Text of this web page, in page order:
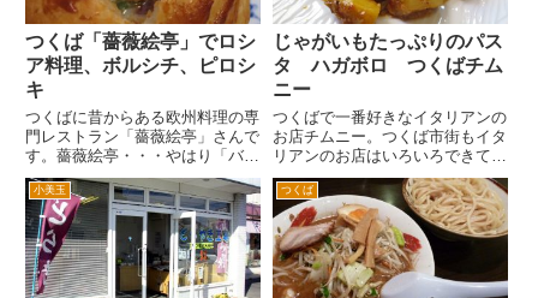
つくば「薔薇絵亭」でロシ
ア料理、ボルシチ、ピロシ
キ
つくばに昔からある欧州料理の専
門レストラン「薔薇絵亭」さんで
す。薔薇絵亭・・・やはり「バラ
エティ」と読むのでしょうか。
筑波大学のそばの住宅街の中に
あります。通りからは入った場所
ですが、いつも常連さんで混んで
ます。外国人の家族が食事をし
て...
じゃがいもたっぷりのパス
タ ハガボロ つくばチム
ニー
つくばで一番好きなイタリアンの
お店チムニー。つくば市街もイタ
リアンのお店はいろいろできてい
るんですが、昔から変わらぬチム
ニーの雰囲気が好きですね 難
点は、混んでること。ランチタイ
ムは、早く行くか、遅くいかない
と入れない。特に駐車場が入れ
な...
小美玉 つくば